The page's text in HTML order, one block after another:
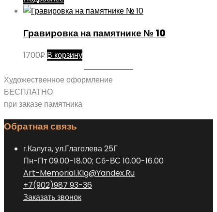
Гравировка на памятнике № 10
1700₽ В корзину
Художественное оформление
БЕСПЛАТНО
при заказе памятника
Обратная связь
г.Калуга, ул.Глаголева 25Г
Пн-Пт 09.00-18.00; Сб-ВС 10.00-16.00
Art-Memorial.Klg@Yandex.Ru
+7(902)987 93-36
Заказать звонок